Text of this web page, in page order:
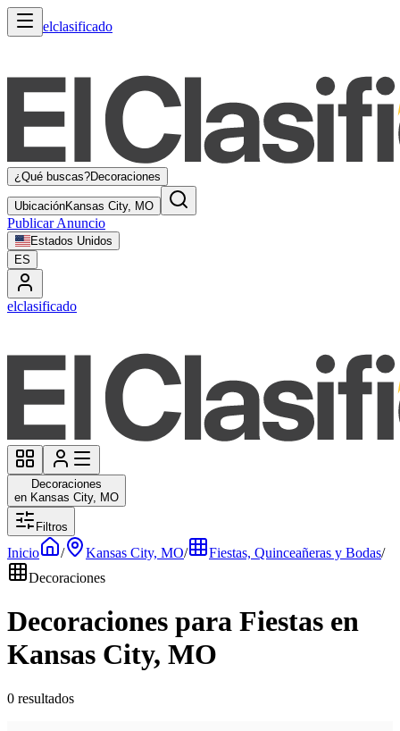
elclasificado
¿Qué buscas?Decoraciones
UbicaciónKansas City, MO
Publicar Anuncio
Estados Unidos
ES
elclasificado
Decoraciones
en Kansas City, MO
Filtros
Inicio / Kansas City, MO/ Fiestas, Quinceañeras y Bodas/
Decoraciones
Decoraciones para Fiestas en
Kansas City, MO
0 resultados